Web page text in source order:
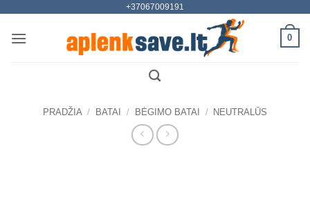
content
+37067009191
0
PRADŽIA / BATAI / BĖGIMO BATAI / NEUTRALŪS